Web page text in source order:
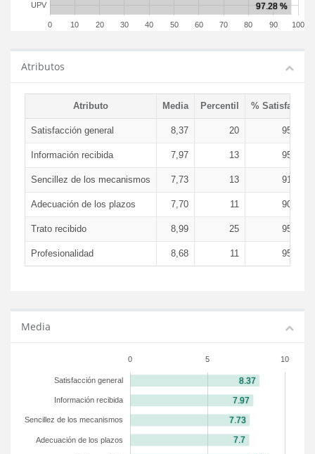
0 10 20 30 40 50 60 70 80 90 100
UPV
Atributos
Atributo Media Percentil % Satisfacción
Satisfacción general 8,37 20 95,08 %
Información recibida 7,97 13 95,08 %
Sencillez de los mecanismos 7,73 13 91,83 %
Adecuación de los plazos 7,70 11 90,99 %
Trato recibido 8,99 25 95,08 %
Profesionalidad 8,68 11 95,08 %
Media
0 5 10
Satisfacción general
Información recibida
Sencillez de los mecanismos
Adecuación de los plazos